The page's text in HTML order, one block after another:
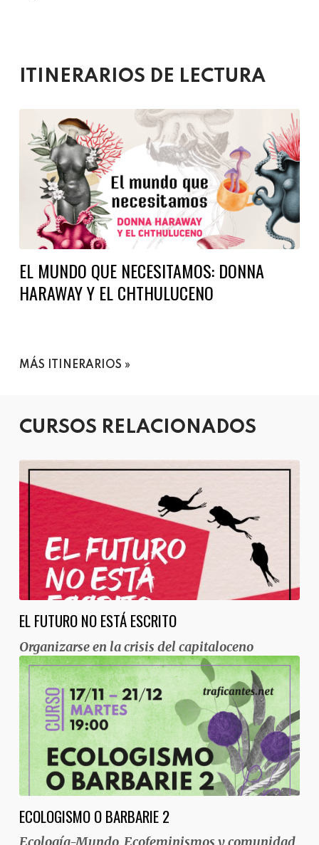
ITINERARIOS DE LECTURA
EL MUNDO QUE NECESITAMOS: DONNA
HARAWAY Y EL CHTHULUCENO
MÁS ITINERARIOS
CURSOS RELACIONADOS
EL FUTURO NO ESTÁ ESCRITO
Organizarse en la crisis del capitaloceno
ECOLOGISMO O BARBARIE 2